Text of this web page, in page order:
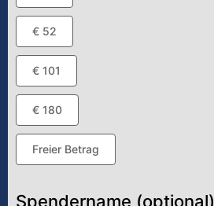
€ 52
€ 101
€ 180
Freier Betrag
Spendername (optional)